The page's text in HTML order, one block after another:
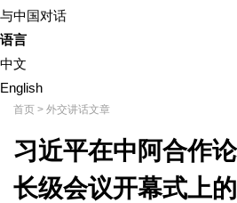
与中国对话
语言
中文
English
首页 > 外交讲话文章
习近平在中阿合作
长级会议开幕式上